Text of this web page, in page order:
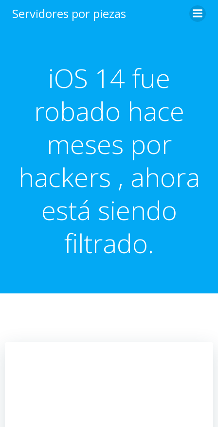
al
Servidores por piezas
iOS 14 fue
robado hace
meses por
hackers , ahora
está siendo
filtrado.